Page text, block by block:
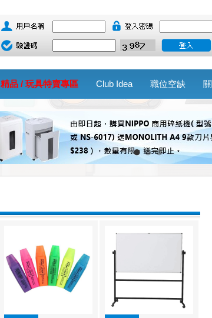
精品 / 玩具特賣專區 Club Idea 職位空缺